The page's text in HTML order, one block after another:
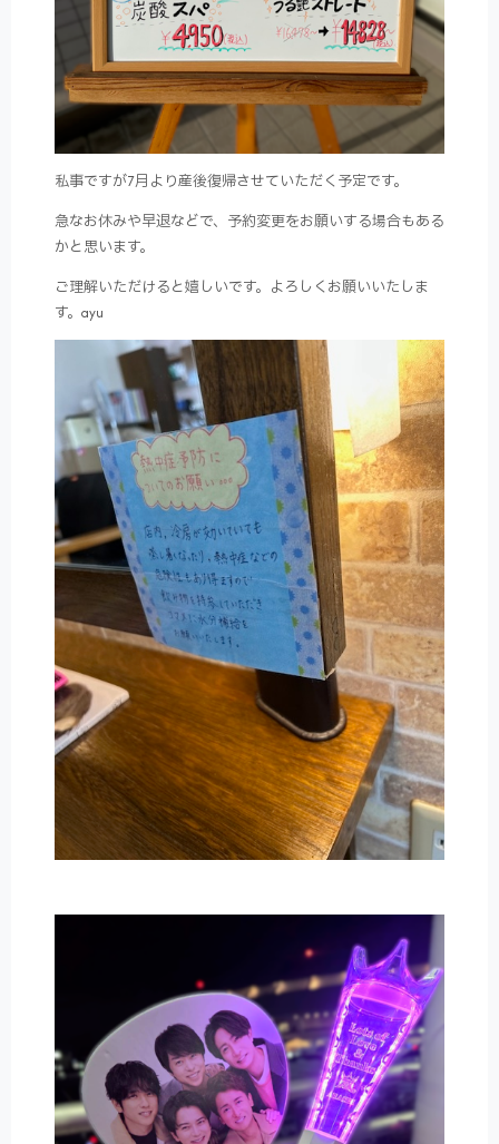
私事ですが7月より産後復帰させていただく予定です。
急なお休みや早退などで、予約変更をお願いする場合もある
かと思います。
ご理解いただけると嬉しいです。よろしくお願いいたしま
す。ayu